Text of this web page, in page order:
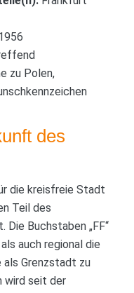
zu Polen,
des
die kreisfreie Stadt
Teil des
Die Buchstaben „FF“
auch regional die
Grenzstadt zu
wird seit der